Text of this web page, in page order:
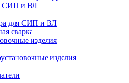
СИП и ВЛ
для СИП и ВЛ
сварка
изделия
изделия